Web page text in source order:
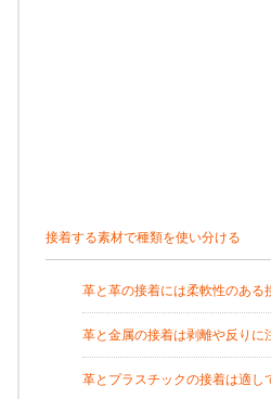
接着する素材で種類を使い分ける
革と革の接着には柔軟性のある
革と金属の接着は剥離や反りに
革とプラスチックの接着は適し